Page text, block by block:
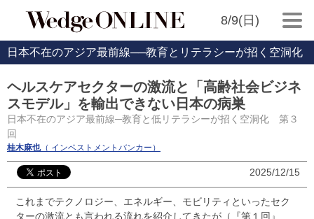
8/9(日)
日本不在のアジア最前線──教育とリテラシーが招く空洞化
ヘルスケアセクターの激流と「高齢社会ビジネ
スモデル」を輸出できない日本の病巣
日本不在のアジア最前線─教育と低リテラシーが招く空洞化 第３
回
桂木麻也（ インベストメントバンカー）
2025/12/15
これまでテクノロジー、エネルギー、モビリティといったセク
ターの激流とも言われる流れを紹介してきたが（『第１回』